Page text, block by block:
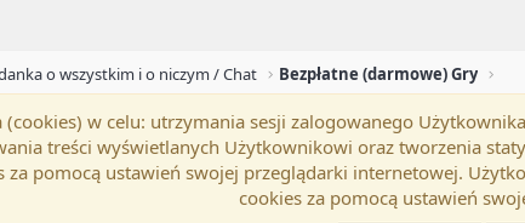
o wszystkim i o niczym / Chat Bezpłatne (darmowe) Gry
NOT EDIT) Zmień szerokość Polski (PL)
(cookies) w celu: utrzymania sesji zalogowanego
treści wyświetlanych Użytkownikowi oraz tworzenia
pomocą ustawień swojej przeglądarki internetowej.
cookies za pomocą ustawień